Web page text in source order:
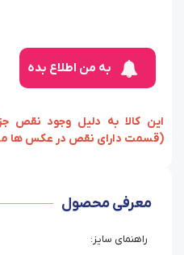
به من اطلاع بده
‏‫این کالا به دلیل وجود نقص
(قسمت دارای نقص در عکس
معرفی محصول
راهنمای سایز: